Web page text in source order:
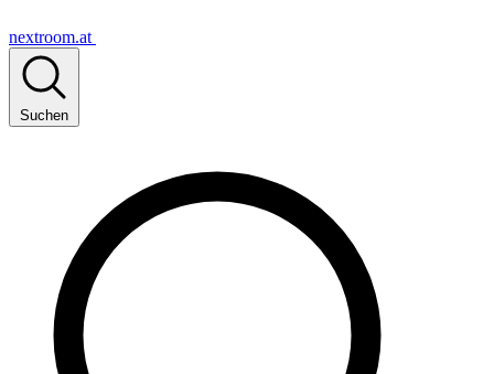
nextroom.at
Suchen